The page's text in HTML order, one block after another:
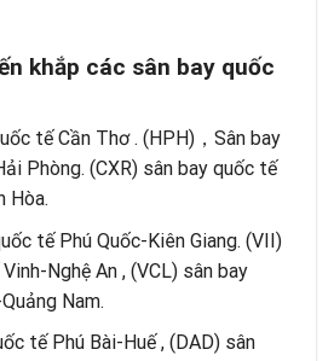
khắp các sân bay quốc
tế Cần Thơ . (HPH)，Sân bay
Phòng. (CXR) sân bay quốc tế
Hòa.
tế Phú Quốc-Kiên Giang. (VII)
Nghệ An , (VCL) sân bay
Nam.
tế Phú Bài-Huế , (DAD) sân